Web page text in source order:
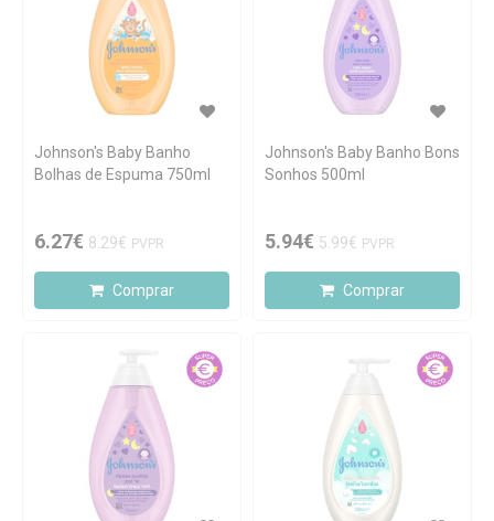
Johnson's Baby Banho
Bolhas de Espuma 750ml
6.27€ 8.29€ PVPR
Comprar
Johnson's Baby Banho Bons
Sonhos 500ml
5.94€ 5.99€ PVPR
Comprar